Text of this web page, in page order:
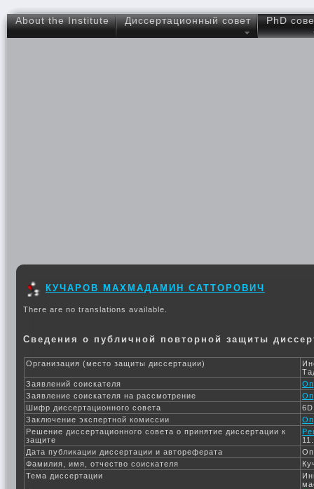
About the Institute Диссертационный совет PhD
КУЧАРОВ МАХМАДАМИН САТТОРОВИЧ
There are no translations available.
Сведения о публичной повторной защиты
Организация (место защиты диссертации)
Заявлений соискателя
Заявление соискателя на рассмотрение
Шифр диссертационного совета
Заключение экспертной комиссии
Решение диссертационного совета о принятие диссертации к
защите
Дата публикации диссертации и автореферата
Фамилия, имя, отчество соискателя
Тема диссертации